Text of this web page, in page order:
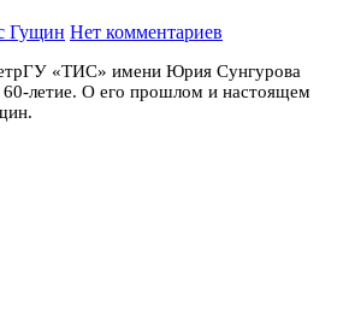
Гущин Нет комментариев
«ТИС» имени Юрия Сунгурова
60-летие. О его прошлом и настоящем